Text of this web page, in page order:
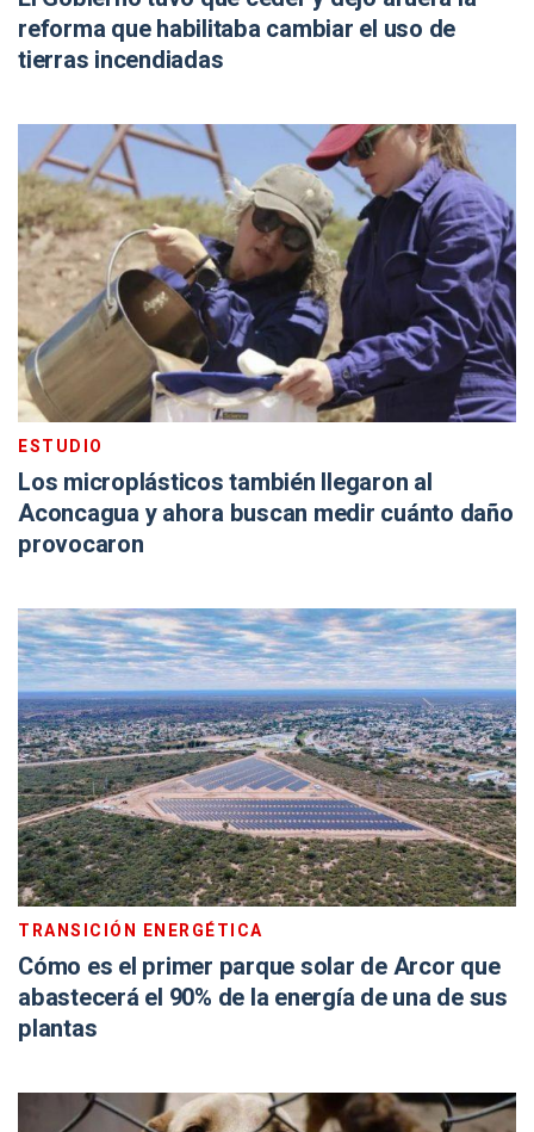
reforma que habilitaba cambiar el uso de
tierras incendiadas
ESTUDIO
Los microplásticos también llegaron al
Aconcagua y ahora buscan medir cuánto daño
provocaron
TRANSICIÓN ENERGÉTICA
Cómo es el primer parque solar de Arcor que
abastecerá el 90% de la energía de una de sus
plantas